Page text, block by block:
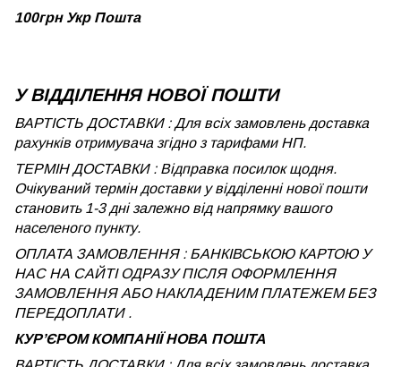
100грн Укр Пошта
У ВІДДІЛЕННЯ НОВОЇ ПОШТИ
ВАРТІСТЬ ДОСТАВКИ : Для всіх замовлень доставка
рахунків отримувача згідно з тарифами НП.
ТЕРМІН ДОСТАВКИ : Відправка посилок щодня.
Очікуваний термін доставки у відділенні нової пошти
становить 1-3 дні залежно від напрямку вашого
населеного пункту.
ОПЛАТА ЗАМОВЛЕННЯ : БАНКІВСЬКОЮ КАРТОЮ У
НАС НА САЙТІ ОДРАЗУ ПІСЛЯ ОФОРМЛЕННЯ
ЗАМОВЛЕННЯ АБО НАКЛАДЕНИМ ПЛАТЕЖЕМ БЕЗ
ПЕРЕДОПЛАТИ .
КУРʼЄРОМ КОМПАНІЇ НОВА ПОШТА